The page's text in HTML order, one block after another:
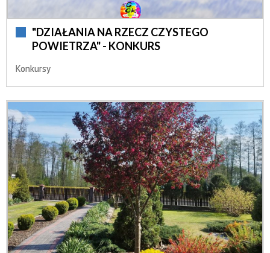
"DZIAŁANIA NA RZECZ CZYSTEGO
POWIETRZA" - KONKURS
Konkursy